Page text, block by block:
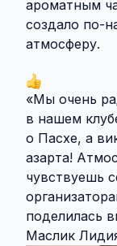
ароматным
создало по-
атмосферу.
«Мы очень
в нашем
о Пасхе, а
азарта!
чувствуешь
поделилась
Маслик